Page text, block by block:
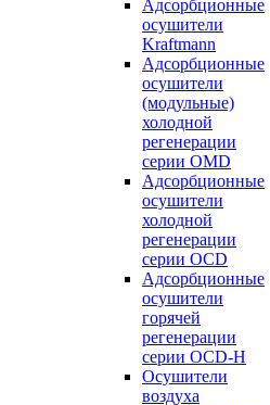
Адсорбционные
осушители
Kraftmann
Адсорбционные
осушители
(модульные)
холодной
регенерации
серии OMD
Адсорбционные
осушители
холодной
регенерации
серии OCD
Адсорбционные
осушители
горячей
регенерации
серии OСD-H
Осушители
воздуха